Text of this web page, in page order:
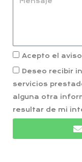
Acepto el
Deseo recibir
servicios
alguna otra
resultar de mi